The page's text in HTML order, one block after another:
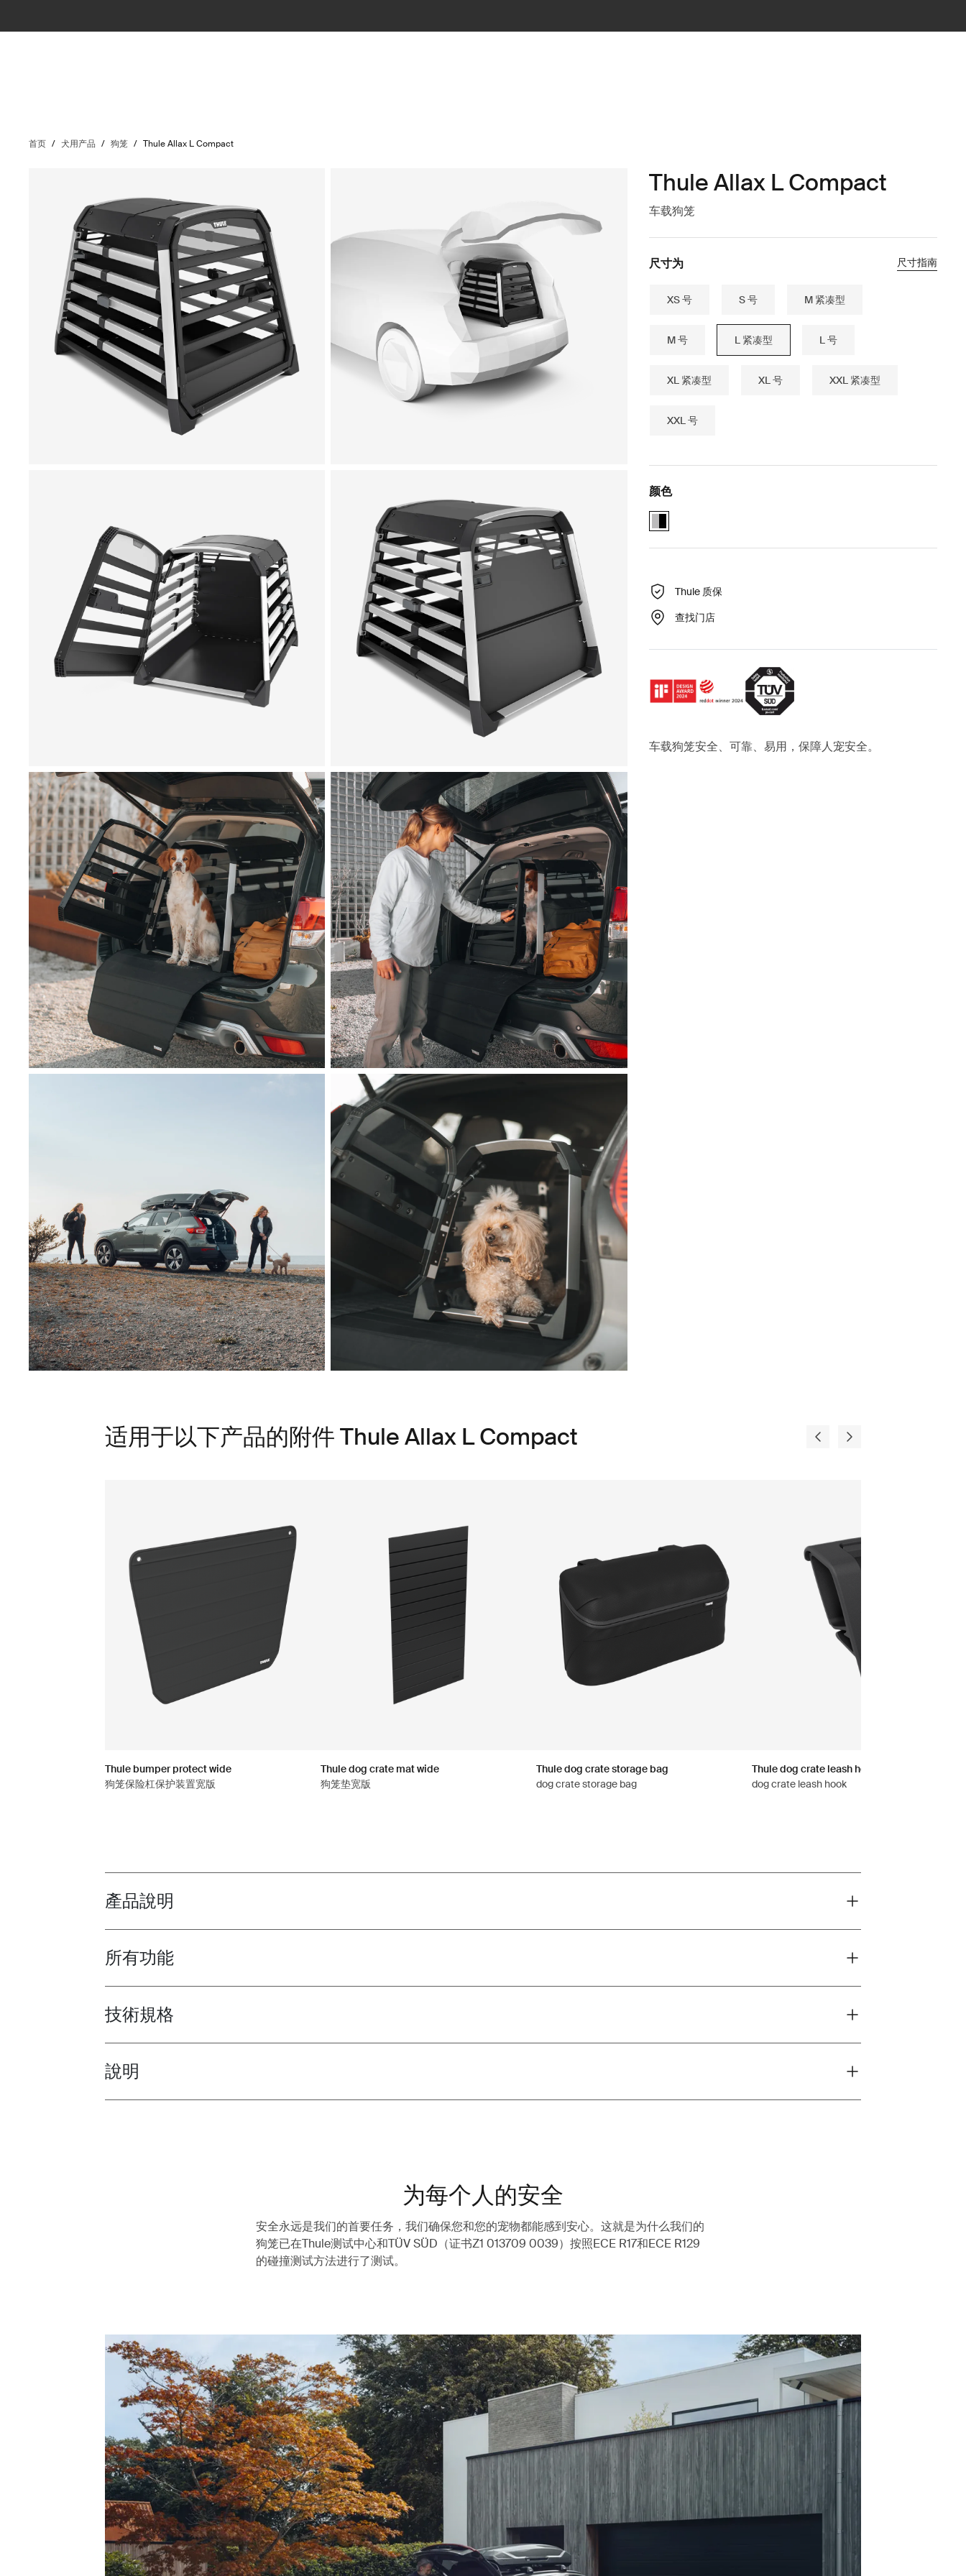
首页 / 犬用产品 / 狗笼 / Thule Allax L Compact
Thule Allax L Compact
车载狗笼
尺寸为 尺寸指南
XS 号 S 号 M 紧凑型
M 号 L 紧凑型 L 号
XL 紧凑型 XL 号 XXL 紧凑型
XXL 号
颜色
Alu-Black (selected)
Thule 质保
查找门店
车载狗笼安全、可靠、易用，保障人宠安全。
适用于以下产品的附件 Thule Allax L Compact
Thule bumper protect wide
狗笼保险杠保护装置宽版
Thule dog crate mat wide
狗笼垫宽版
Thule dog crate storage bag
dog crate storage bag
Thule dog crate leash hook
dog crate leash hook
Toggle overview
產品說明
Toggle features
所有功能
Toggle techspec
技術規格
Toggle guides and instructions
說明
为每个人的安全
安全永远是我们的首要任务，我们确保您和您的宠物都能感到安心。这就是为什么我们的
狗笼已在Thule测试中心和TÜV SÜD（证书Z1 013709 0039）按照ECE R17和ECE R129
的碰撞测试方法进行了测试。